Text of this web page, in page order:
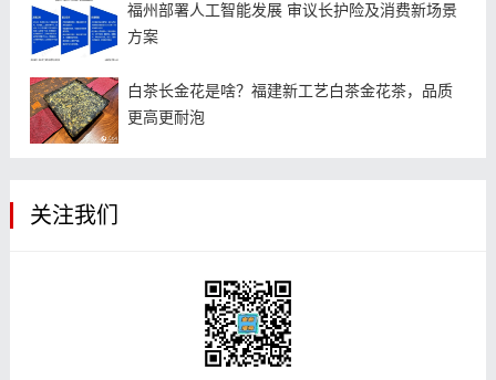
福州部署人工智能发展 审议长护险及消费新场景
方案
白茶长金花是啥？福建新工艺白茶金花茶，品质
更高更耐泡
关注我们